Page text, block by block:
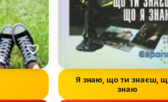
Я знаю, що ти знаєш,
знаю